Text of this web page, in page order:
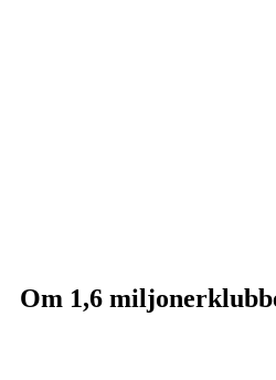
Om 1,6